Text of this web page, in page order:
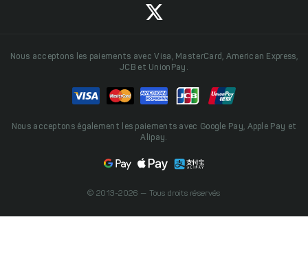
Nous acceptons les paiements avec Visa, MasterCard, American Express,
JCB et UnionPay.
Nous acceptons également les paiements avec Google Pay, Apple Pay et
Alipay.
© 2013-2026 — Tous droits réservés